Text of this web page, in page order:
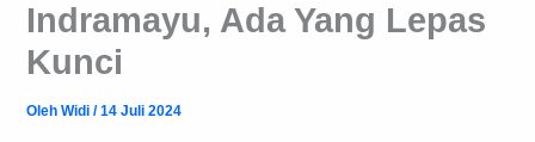
Indramayu, Ada Yang Lepas
Kunci
OlehWidi/14 Juli 2024